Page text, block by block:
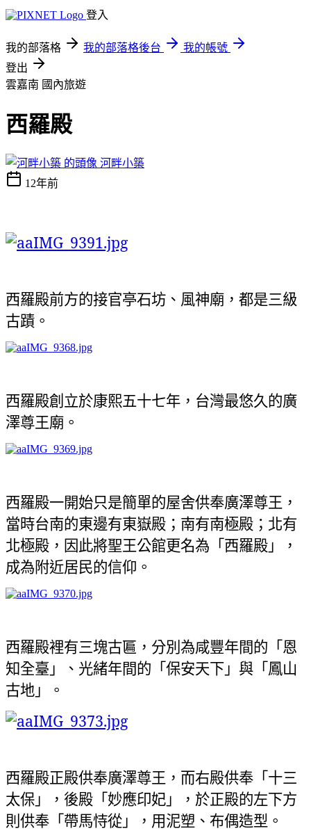
登入
我的部落格 我的部落格後台
我的帳號
登出
雲嘉南 國內旅遊
西羅殿
河畔小築
12年前
西羅殿前方的接官亭石坊、風神廟，都是三級
古蹟。
西羅殿創立於康熙五十七年，台灣最悠久的廣
澤尊王廟。
西羅殿一開始只是簡單的屋舍供奉廣澤尊王，
當時台南的東邊有東嶽殿；南有南極殿；北有
北極殿，因此將聖王公館更名為「西羅殿」，
成為附近居民的信仰。
西羅殿裡有三塊古匾，分別為咸豐年間的「恩
知全臺」、光緒年間的「保安天下」與「鳳山
古地」。
西羅殿正殿供奉廣澤尊王，而右殿供奉「十三
太保」，後殿「妙應印妃」，於正殿的左下方
則供奉「帶馬恃從」，用泥塑、布偶造型。